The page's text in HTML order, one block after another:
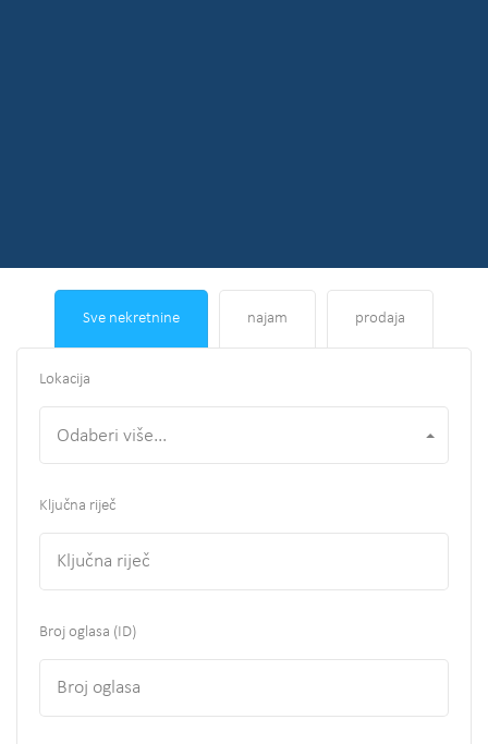
Sve nekretnine najam prodaja
Lokacija
Odaberi više...
Ključna riječ
Broj oglasa (ID)